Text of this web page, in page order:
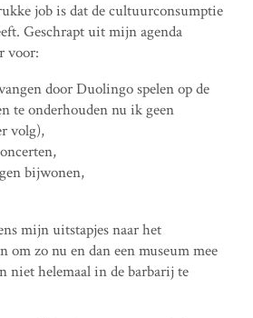
job is dat de cultuurconsumptie
Geschrapt uit mijn agenda
voor:
door Duolingo spelen op de
te onderhouden nu ik geen
volg),
bijwonen,
mijn uitstapjes naar het
om zo nu en dan een museum mee
niet helemaal in de barbarij te